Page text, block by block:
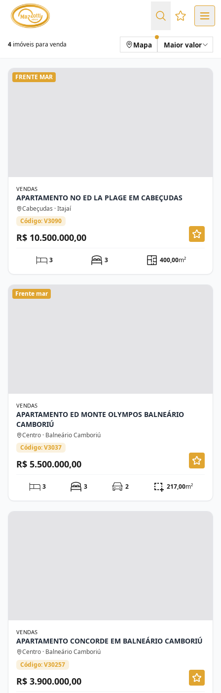
Favoritos
4 imóveis para venda Mapa Maior valor
FRENTE MAR
VENDAS
APARTAMENTO NO ED LA PLAGE EM CABEÇUDAS
Cabeçudas · Itajaí
Código: V3090
R$ 10.500.000,00
3 3 400,00m²
Frente mar
VENDAS
APARTAMENTO ED MONTE OLYMPOS BALNEÁRIO
CAMBORIÚ
Centro · Balneário Camboriú
Código: V3037
R$ 5.500.000,00
3 3 2 217,00m²
VENDAS
APARTAMENTO CONCORDE EM BALNEÁRIO CAMBORIÚ
Centro · Balneário Camboriú
Código: V30257
R$ 3.900.000,00